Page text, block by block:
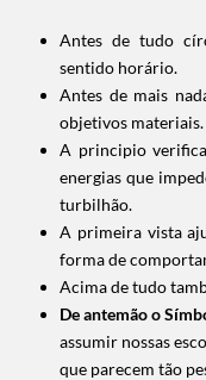
Antes de tudo
sentido horário.
Antes de mais
objetivos materiais.
A principio
energias que
turbilhão.
A primeira vista
forma de
Acima de tudo
De antemão o
assumir nossas
que parecem tão